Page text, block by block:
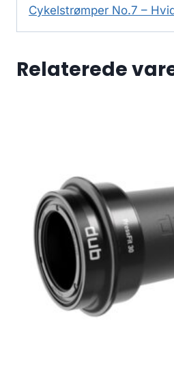
Cykelstrømper No.7 –
Relaterede